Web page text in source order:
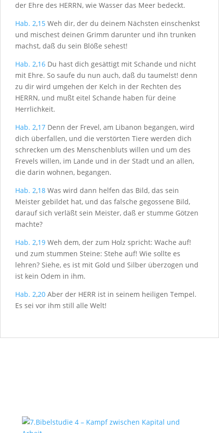
der Ehre des HERRN, wie Wasser das Meer bedeckt.
Hab. 2,15 Weh dir, der du deinem Nächsten einschenkst
und mischest deinen Grimm darunter und ihn trunken
machst, daß du sein Blöße sehest!
Hab. 2,16 Du hast dich gesättigt mit Schande und nicht
mit Ehre. So saufe du nun auch, daß du taumelst! denn
zu dir wird umgehen der Kelch in der Rechten des
HERRN, und mußt eitel Schande haben für deine
Herrlichkeit.
Hab. 2,17 Denn der Frevel, am Libanon begangen, wird
dich überfallen, und die verstörten Tiere werden dich
schrecken um des Menschenbluts willen und um des
Frevels willen, im Lande und in der Stadt und an allen,
die darin wohnen, begangen.
Hab. 2,18 Was wird dann helfen das Bild, das sein
Meister gebildet hat, und das falsche gegossene Bild,
darauf sich verläßt sein Meister, daß er stumme Götzen
machte?
Hab. 2,19 Weh dem, der zum Holz spricht: Wache auf!
und zum stummen Steine: Stehe auf! Wie sollte es
lehren? Siehe, es ist mit Gold und Silber überzogen und
ist kein Odem in ihm.
Hab. 2,20 Aber der HERR ist in seinem heiligen Tempel.
Es sei vor ihm still alle Welt!